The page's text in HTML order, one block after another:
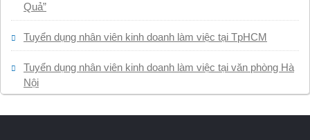
Quả”
Tuyển dụng nhân viên kinh doanh làm việc tại TpHCM
Tuyển dụng nhân viên kinh doanh làm việc tại văn phòng Hà
Nội